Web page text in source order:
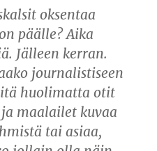
oksentaa
päälle? Aika
Jälleen kerran.
journalistiseen
huolimatta otit
maalailet kuvaa
tai asiaa,